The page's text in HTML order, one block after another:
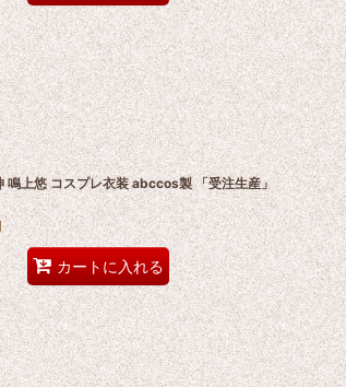
鳴上悠 コスプレ衣装 abccos製 「受注生産」
カートに入れる